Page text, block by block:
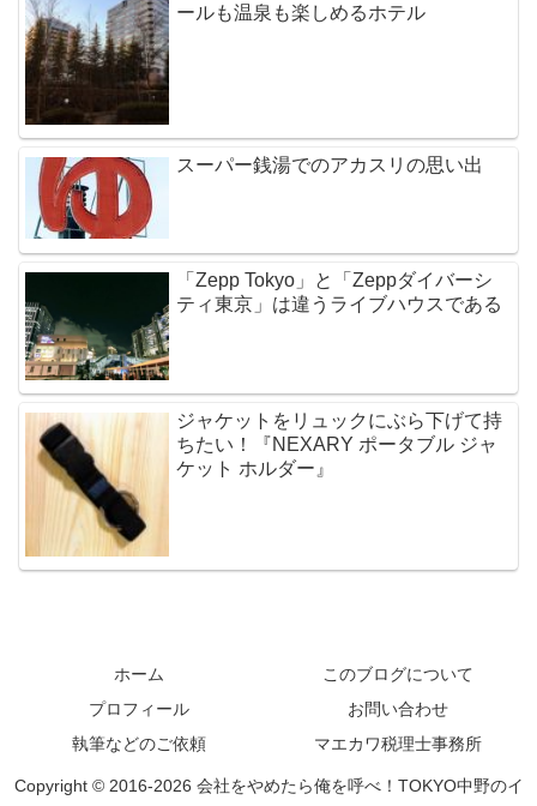
ールも温泉も楽しめるホテル
スーパー銭湯でのアカスリの思い出
「Zepp Tokyo」と「Zeppダイバーシ
ティ東京」は違うライブハウスである
ジャケットをリュックにぶら下げて持
ちたい！『NEXARY ポータブル ジャ
ケット ホルダー』
ホーム
このブログについて
プロフィール
お問い合わせ
執筆などのご依頼
マエカワ税理士事務所
Copyright © 2016-2026 会社をやめたら俺を呼べ！TOKYO中野のイ